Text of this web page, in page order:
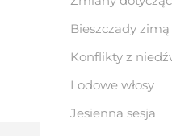
Bieszczady zimą
Konflikty z
Lodowe włosy
Jesienna sesja